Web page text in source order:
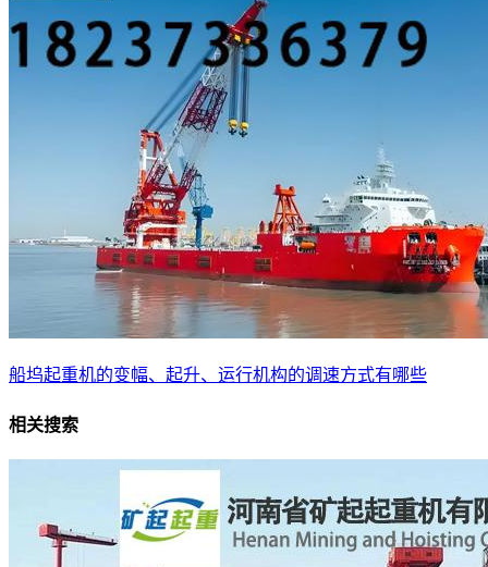
船坞起重机的变幅、起升、运行机构的调速方式有哪些
相关搜索